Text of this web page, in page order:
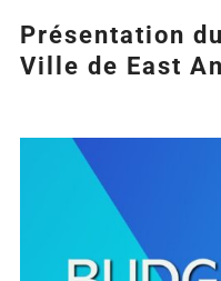
Présentation
Ville de East
Agrandir
l&apos;image